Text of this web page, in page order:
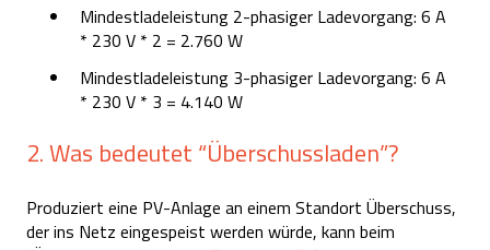
Mindestladeleistung 2-phasiger Ladevorgang: 6 A
* 230 V * 2 = 2.760 W
Mindestladeleistung 3-phasiger Ladevorgang: 6 A
* 230 V * 3 = 4.140 W
2. Was bedeutet “Überschussladen”?
Produziert eine PV-Anlage an einem Standort Überschuss,
der ins Netz eingespeist werden würde, kann beim